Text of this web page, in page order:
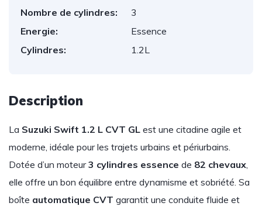
Nombre de cylindres:
3
Energie:
Essence
Cylindres:
1.2L
Description
La Suzuki Swift 1.2 L CVT GL est une citadine agile et
moderne, idéale pour les trajets urbains et périurbains.
Dotée d’un moteur3 cylindres essence de 82 chevaux,
elle offre un bon équilibre entre dynamisme et sobriété. Sa
boîte automatique CVT garantit une conduite fluide et